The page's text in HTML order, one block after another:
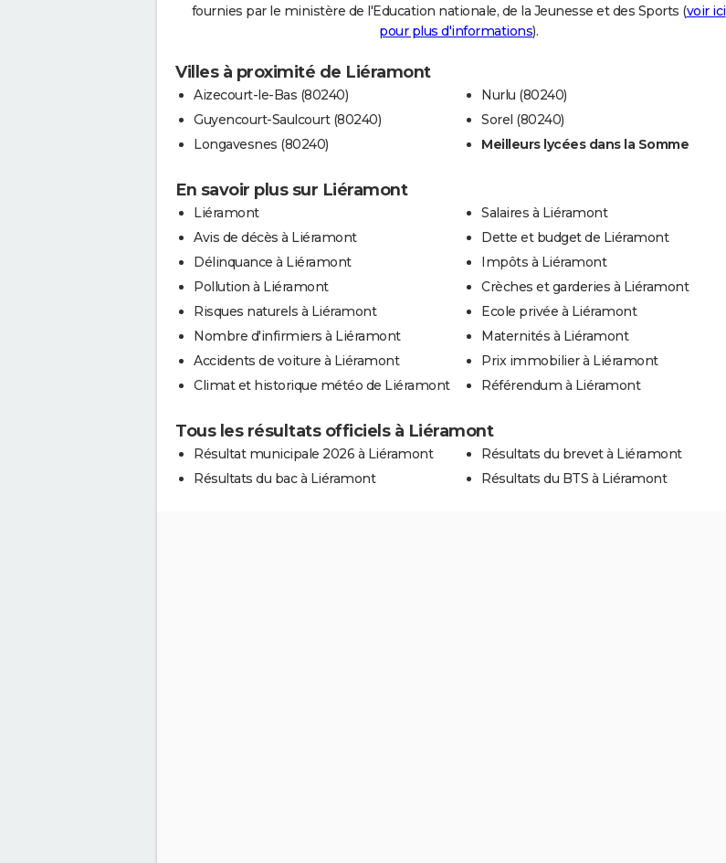
fournies par le ministère de l'Education nationale, de la Jeunesse et des Sports (voir ici
pour plus d'informations).
Villes à proximité de Liéramont
Aizecourt-le-Bas (80240)
Guyencourt-Saulcourt (80240)
Longavesnes (80240)
Nurlu (80240)
Sorel (80240)
Meilleurs lycées dans la Somme
En savoir plus sur Liéramont
Liéramont
Avis de décès à Liéramont
Délinquance à Liéramont
Pollution à Liéramont
Risques naturels à Liéramont
Nombre d'infirmiers à Liéramont
Accidents de voiture à Liéramont
Climat et historique météo de Liéramont
Salaires à Liéramont
Dette et budget de Liéramont
Impôts à Liéramont
Crèches et garderies à Liéramont
Ecole privée à Liéramont
Maternités à Liéramont
Prix immobilier à Liéramont
Référendum à Liéramont
Tous les résultats officiels à Liéramont
Résultat municipale 2026 à Liéramont
Résultats du bac à Liéramont
Résultats du brevet à Liéramont
Résultats du BTS à Liéramont